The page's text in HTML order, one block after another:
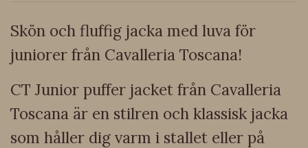
Skön och fluffig jacka med luva för
juniorer från Cavalleria Toscana!
CT Junior puffer jacket från Cavalleria
Toscana är en stilren och klassisk jacka
som håller dig varm i stallet eller på